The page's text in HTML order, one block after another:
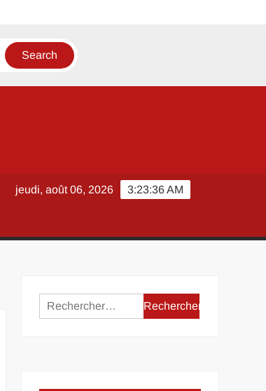
3:23:37 AM
jeudi, août 06, 2026
Rechercher :